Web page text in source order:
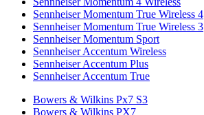
Sennheiser Momentum True Wireless 4
Sennheiser Momentum True Wireless 3
Sennheiser Momentum Sport
Sennheiser Accentum Wireless
Sennheiser Accentum Plus
Sennheiser Accentum True
Bowers & Wilkins Px7 S3
Bowers & Wilkins PX7